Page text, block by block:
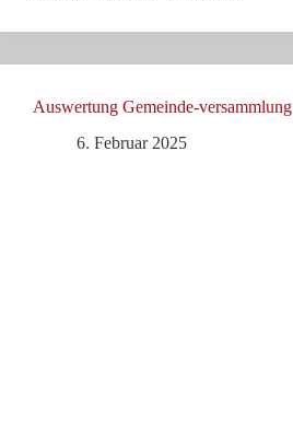
Auswertung Gemeinde-versammlung
6. Februar 2025